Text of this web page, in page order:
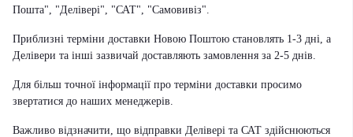
Пошта", "Делівері", "САТ", "Самовивіз".
Приблизні терміни доставки Новою Поштою становлять 1-3 дні, а
Делівери та інші зазвичай доставляють замовлення за 2-5 днів.
Для більш точної інформації про терміни доставки просимо
звертатися до наших менеджерів.
Важливо відзначити, що відправки Делівері та САТ здійснюються